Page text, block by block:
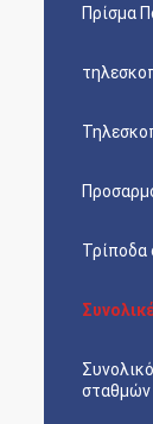
Πρίσμα
Τρίποδα
σταθμών